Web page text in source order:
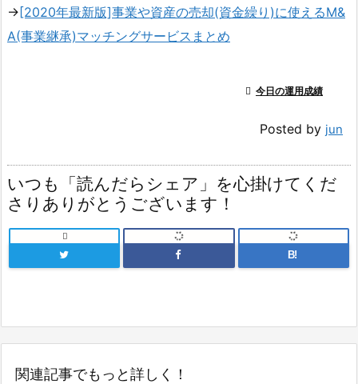
→[2020年最新版]事業や資産の売却(資金繰り)に使えるM&
A(事業継承)マッチングサービスまとめ
 今日の運用成績
Posted by jun
いつも「読んだらシェア」を心掛けてくだ
さりありがとうございます！

B!
関連記事でもっと詳しく！